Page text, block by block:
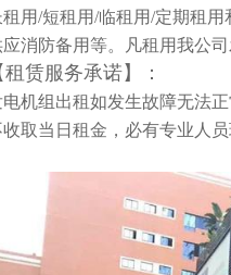
租用/短租用/临租用/定期租
应消防备用等。凡租用我公
租赁服务承诺】：
电机组出租如发生故障无法
收取当日租金，必有专业人